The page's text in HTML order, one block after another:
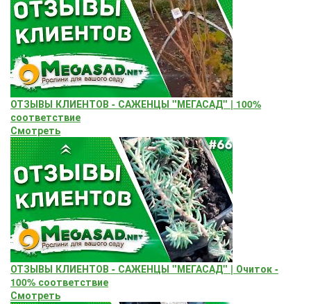
ОТЗЫВЫ КЛИЕНТОВ - САЖЕНЦЫ "МЕГАСАД" | 100%
соответствие
Смотреть
ОТЗЫВЫ КЛИЕНТОВ - САЖЕНЦЫ "МЕГАСАД" | Очиток -
100% соответствие
Смотреть